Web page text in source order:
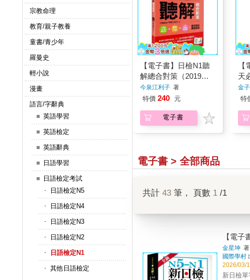
宗教命理
教育/親子教養
童書/青少年
羅曼史
輕小說
漫畫
語言/字辭典
英語學習
英語檢定
英語辭典
日語學習
日語檢定考試
日語檢定N5
日語檢定N4
日語檢定N3
日語檢定N2
日語檢定N1
其他日語檢定
【電子書】日檢N1聽
解總合對策（2019全
新修訂版）
今泉江利子著
特價 240 元
電子書
天
刺
金
特
電子書 > 全部商品
共計 43 筆， 頁數 1 /1
【電
金星坤 著
國際學村
2026/03/
新日檢